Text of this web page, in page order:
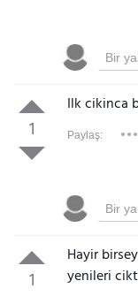
1
Ilk cikinca
Paylaş:
1
Hayir
yenileri